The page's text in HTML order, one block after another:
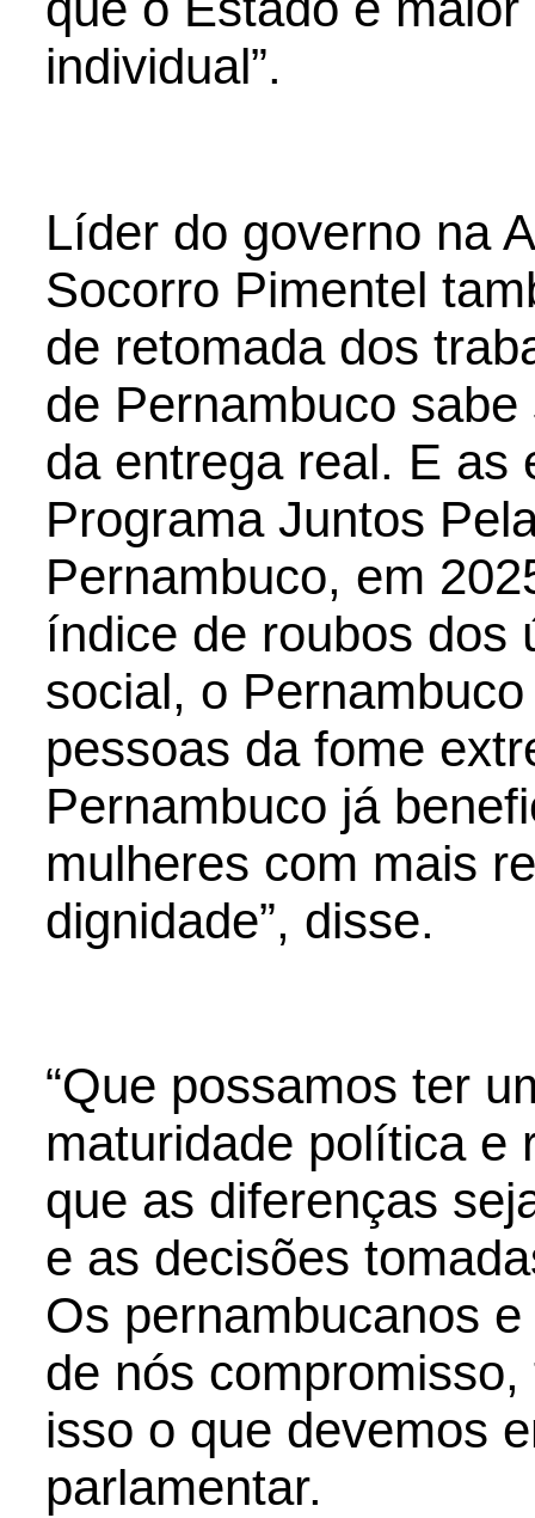
individual”.
Líder do governo na
Socorro Pimentel
de retomada dos
de Pernambuco
da entrega real. E as
Programa Juntos
Pernambuco, em
índice de roubos dos
social, o
pessoas da fome
Pernambuco já
mulheres com mais
dignidade”, disse.
“Que possamos ter
maturidade política e
que as diferenças
e as decisões
Os pernambucanos
de nós
isso o que devemos
parlamentar.